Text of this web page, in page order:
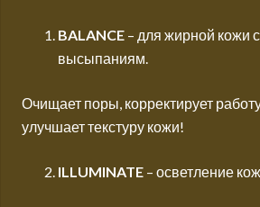
BALANCE – для жирной кожи
высыпаниям.
Очищает поры, корректирует
улучшает текстуру кожи!
ILLUMINATE – осветление